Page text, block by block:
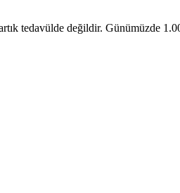
tedavülde değildir. Günümüzde